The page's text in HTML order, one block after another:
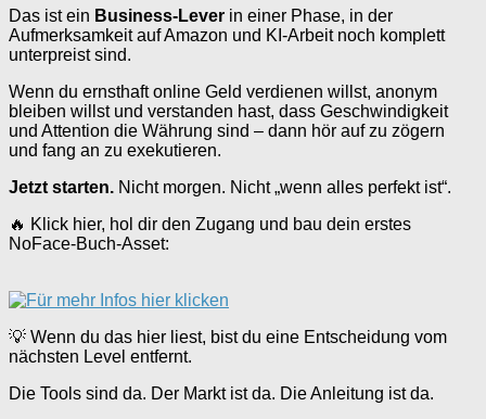
Das ist ein Business-Lever in einer Phase, in der
Aufmerksamkeit auf Amazon und KI-Arbeit noch komplett
unterpreist sind.
Wenn du ernsthaft online Geld verdienen willst, anonym
bleiben willst und verstanden hast, dass Geschwindigkeit
und Attention die Währung sind – dann hör auf zu zögern
und fang an zu exekutieren.
Jetzt starten. Nicht morgen. Nicht „wenn alles perfekt ist“.
🔥 Klick hier, hol dir den Zugang und bau dein erstes
NoFace-Buch-Asset:
💡 Wenn du das hier liest, bist du eine Entscheidung vom
nächsten Level entfernt.
Die Tools sind da. Der Markt ist da. Die Anleitung ist da.